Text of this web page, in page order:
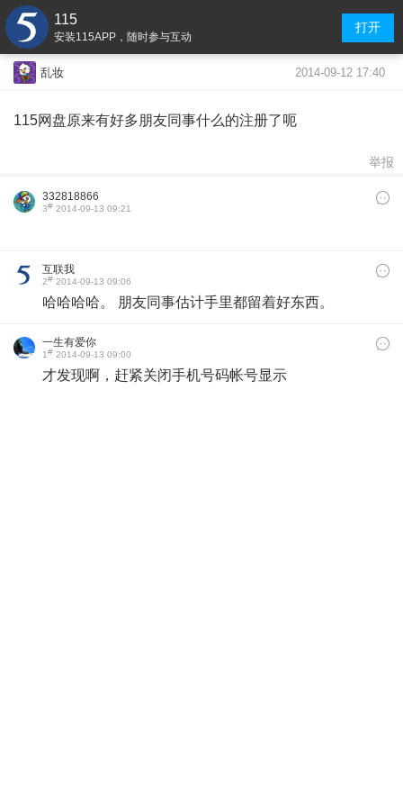
115
安装115APP，随时参与互动
打开
乱妆 2014-09-12 17:40
115网盘原来有好多朋友同事什么的注册了呃
举报
332818866
3# 2014-09-13 09:21
互联我
2# 2014-09-13 09:06
哈哈哈哈。 朋友同事估计手里都留着好东西。
一生有爱你
1# 2014-09-13 09:00
才发现啊，赶紧关闭手机号码帐号显示